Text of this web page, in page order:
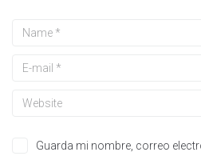
Guarda mi nombre, correo